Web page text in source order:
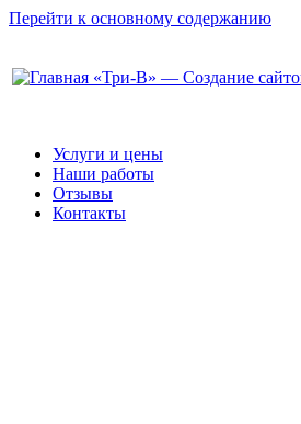
Перейти к основному содержанию
«Три-В» — Создание
Услуги и цены
Наши работы
Отзывы
Контакты